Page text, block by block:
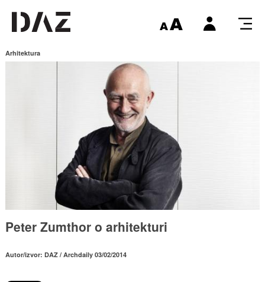
Arhitektura
Peter Zumthor o arhitekturi
Autor/izvor: DAZ / Archdaily 03/02/2014